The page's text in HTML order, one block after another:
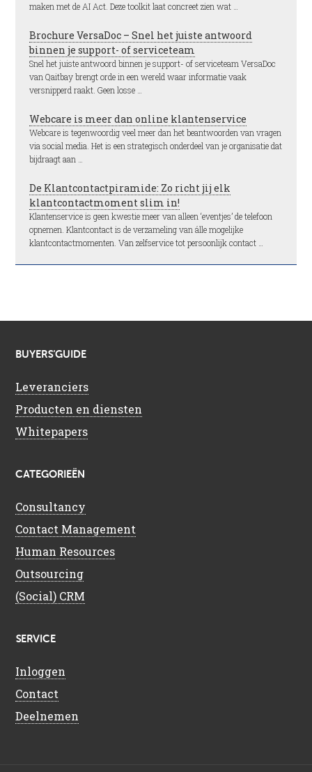
maken met de AI Act. Deze toolkit laat concreet zien wat …
Brochure VersaDoc – Snel het juiste antwoord
binnen je support- of serviceteam
Snel het juiste antwoord binnen je support- of serviceteam VersaDoc
van Qaitbay brengt orde in een wereld waar informatie vaak
versnipperd raakt. Geen losse …
Webcare is meer dan online klantenservice
Webcare is tegenwoordig veel meer dan het beantwoorden van vragen
via social media. Het is een strategisch onderdeel van je organisatie dat
bijdraagt aan …
De Klantcontactpiramide: Zo richt jij elk
klantcontactmoment slim in!
Klantenservice is geen kwestie meer van alleen ‘eventjes’ de telefoon
opnemen. Klantcontact is de verzameling van álle mogelijke
klantcontactmomenten. Van zelfservice tot persoonlijk contact …
BUYERS’GUIDE
Leveranciers
Producten en diensten
Whitepapers
CATEGORIEËN
Consultancy
Contact Management
Human Resources
Outsourcing
(Social) CRM
SERVICE
Inloggen
Contact
Deelnemen